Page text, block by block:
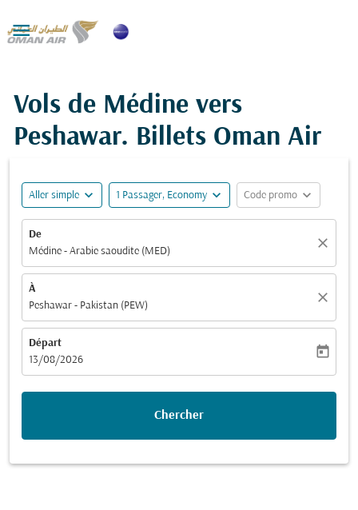

Vols de Médine vers
Peshawar. Billets Oman Air
Aller simple expand_more 1 Passager, Economy expand_more Code promo expand_more
De
Médine - Arabie saoudite (MED)
close
À
Peshawar - Pakistan (PEW)
close
Départ
fc-booking-departure-date-aria-label
13/08/2026
today
Chercher